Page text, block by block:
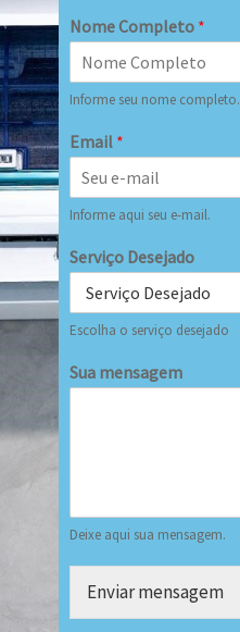
Nome Completo *
Informe seu nome completo.
Email *
Informe aqui seu e-mail.
Serviço Desejado
Escolha o serviço desejado
Sua mensagem
Deixe aqui sua mensagem.
Enviar mensagem